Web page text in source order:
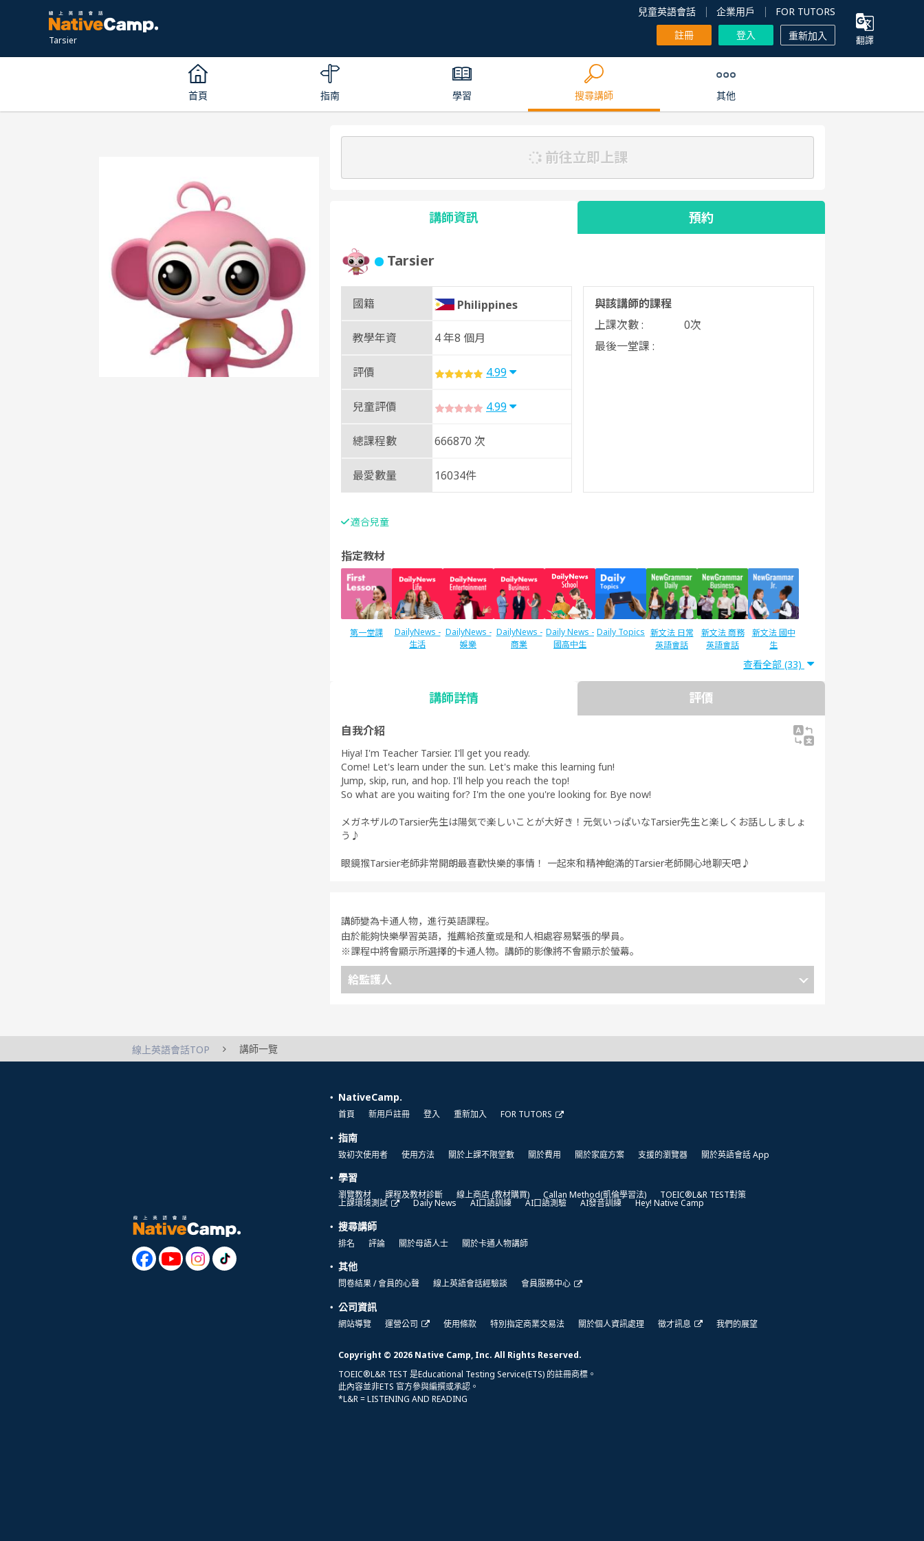
Tarsier
兒童英語會話 企業用戶
FOR TUTORS
註冊
登入 重新加入 翻譯
首頁 指南 學習 搜尋講師 其他
前往立即上課
講師資訊 預約
Tarsier
國籍 Philippines
教學年資 4 年8 個月
評價 4.99
兒童評價 4.99
總課程數 666870 次
最愛數量 16034件
與該講師的課程
上課次數 :
0次
最後一堂課 :
適合兒童
指定教材
第一堂課
DailyNews -
生活
DailyNews -
娛樂
DailyNews -
商業
Daily News -
國高中生
Daily Topics 新文法 日常
英語會話
新文法 商務
英語會話
新文法 國中
生
口語測驗對策 TOEIC®L&R TOEIC®L&R
TOEIC ®
文法
文文法
礎 - 美式英語 階 - 美式英語 踐 - 美式英語
英語
查看全部 (33)
講師詳情 評價
自我介紹
Hiya! I'm Teacher Tarsier. I'll get you ready.
Come! Let's learn under the sun. Let's make this learning fun!
Jump, skip, run, and hop. I'll help you reach the top!
So what are you waiting for? I'm the one you're looking for. Bye now!
メガネザルのTarsier先生は陽気で楽しいことが大好き！元気いっぱいなTarsier先生と楽しくお話ししましょ
う♪
眼鏡猴Tarsier老師非常開朗最喜歡快樂的事情！ 一起來和精神飽滿的Tarsier老師開心地聊天吧♪
講師變為卡通人物，進行英語課程。
由於能夠快樂學習英語，推薦給孩童或是和人相處容易緊張的學員。
※課程中將會顯示所選擇的卡通人物。講師的影像將不會顯示於螢幕。
給監護人
線上英語會話TOP 講師一覽
NativeCamp.
首頁 新用戶註冊 登入 重新加入 FOR TUTORS
指南
致初次使用者 使用方法 關於上課不限堂數 關於費用 關於家庭方案 支援的瀏覽器 關於英語會話 App
學習
瀏覽教材 課程及教材診斷 線上商店 (教材購買) Callan Method(凱倫學習法) TOEIC®L&R TEST對策
上課環境測試 Daily News AI口語訓練 AI口語測驗 AI發音訓練 Hey! Native Camp
搜尋講師
排名 評論 關於母語人士 關於卡通人物講師
其他
問卷結果 / 會員的心聲 線上英語會話經驗談 會員服務中心
公司資訊
網站導覽 運營公司 使用條款 特別指定商業交易法 關於個人資訊處理 徵才訊息 我們的展望
Copyright © 2026 Native Camp, Inc. All Rights Reserved.
TOEIC®L&R TEST 是Educational Testing Service(ETS) 的註冊商標。
此內容並非ETS 官方參與編撰或承認。
*L&R = LISTENING AND READING